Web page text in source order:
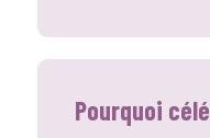
Pourquoi